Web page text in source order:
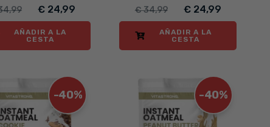
€ 24,99
AÑADIR A LA
CESTA
€ 34,99 € 24,99
AÑADIR A LA
CESTA
-40% -40%